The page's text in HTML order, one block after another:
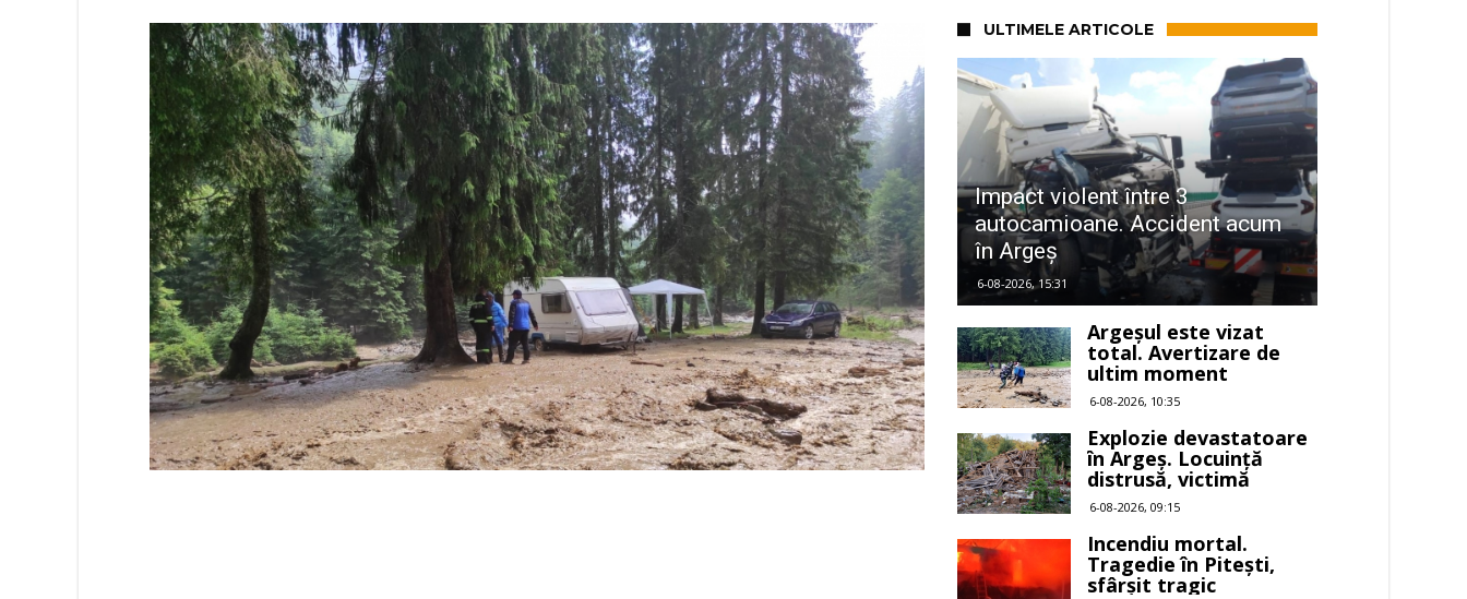
ULTIMELE ARTICOLE
Impact violent între 3
autocamioane. Accident acum
în Argeș
6-08-2026, 15:31
Argeșul este vizat
total. Avertizare de
ultim moment
6-08-2026, 10:35
Explozie devastatoare
în Argeș. Locuință
distrusă, victimă
6-08-2026, 09:15
Incendiu mortal.
Tragedie în Pitești,
sfârșit tragic